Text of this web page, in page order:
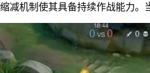
减机制使其具备持续作战能力